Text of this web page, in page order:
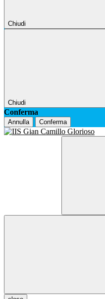
Chiudi
Chiudi
Conferma
Annulla Conferma